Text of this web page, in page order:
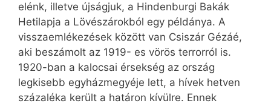
elénk, illetve újságjuk, a Hindenburgi Bakák
Hetilapja a Lövészárokból egy példánya. A
visszaemlékezések között van Csiszár Gézáé,
aki beszámolt az 1919- es vörös terrorról is.
1920-ban a kalocsai érsekség az ország
legkisebb egyházmegyéje lett, a hívek hetven
százaléka került a határon kívülre. Ennek